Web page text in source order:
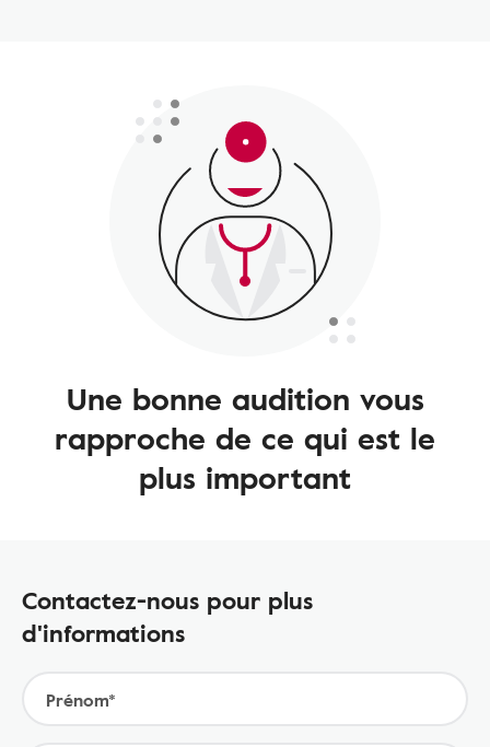
Une bonne audition vous
rapproche de ce qui est le
plus important
Contactez-nous pour plus
d'informations
Prénom*